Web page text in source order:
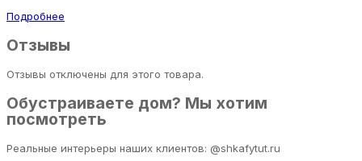
Подробнее
Отзывы
Отзывы отключены для этого товара.
Обустраиваете дом? Мы хотим
посмотреть
Реальные интерьеры наших клиентов: @shkafytut.ru